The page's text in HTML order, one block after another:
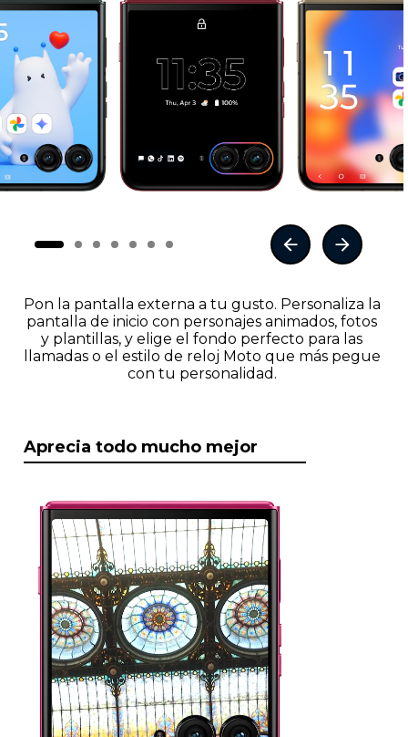
Pon la pantalla externa a tu gusto. Personaliza la
pantalla de inicio con personajes animados, fotos
y plantillas, y elige el fondo perfecto para las
llamadas o el estilo de reloj Moto que más pegue
con tu personalidad.
Aprecia todo mucho mejor